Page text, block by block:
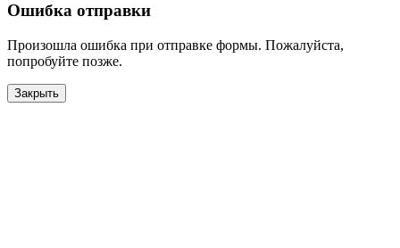
Ошибка отправки
Произошла ошибка при отправке формы. Пожалуйста,
попробуйте позже.
Закрыть